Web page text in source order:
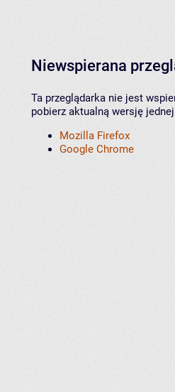
Niewspierana
Ta przeglądarka nie jest
pobierz aktualną wersję
Mozilla Firefox
Google Chrome